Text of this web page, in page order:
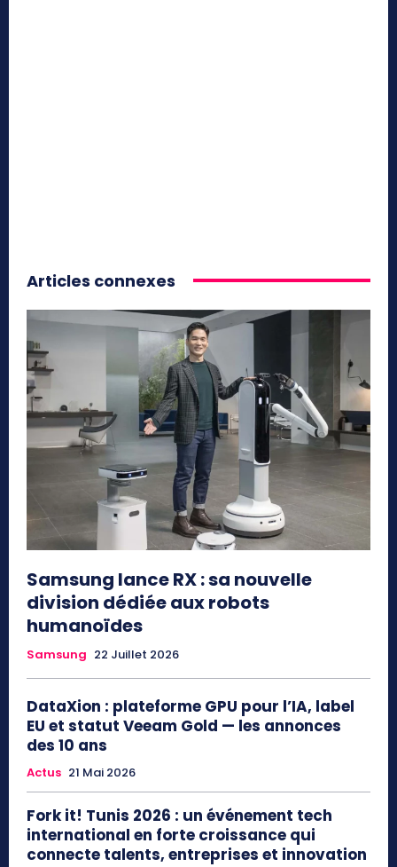
Articles connexes
Samsung lance RX : sa nouvelle
division dédiée aux robots
humanoïdes
Samsung 22 Juillet 2026
DataXion : plateforme GPU pour l’IA, label
EU et statut Veeam Gold — les annonces
des 10 ans
Actus 21 Mai 2026
Fork it! Tunis 2026 : un événement tech
international en forte croissance qui
connecte talents, entreprises et innovation